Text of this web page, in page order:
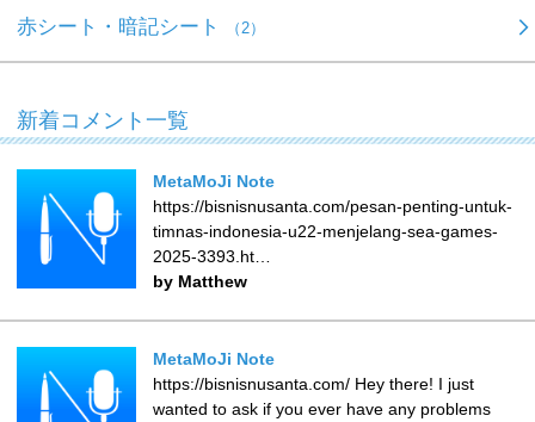
赤シート・暗記シート （2）
新着コメント一覧
MetaMoJi Note
https://bisnisnusanta.com/pesan-penting-untuk-
timnas-indonesia-u22-menjelang-sea-games-
2025-3393.ht…
by Matthew
MetaMoJi Note
https://bisnisnusanta.com/ Hey there! I just
wanted to ask if you ever have any problems